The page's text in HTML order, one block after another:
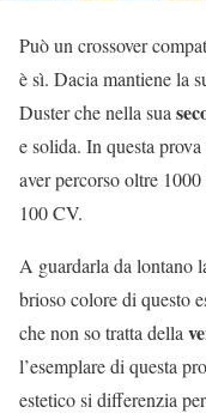
Può un crossover
è sì. Dacia mantiene la
Duster che nella sua
e solida. In questa
aver percorso oltre
100 CV.
A guardarla da lontano
brioso colore di questo
che non so tratta della
l’esemplare di questa
estetico si differenzia